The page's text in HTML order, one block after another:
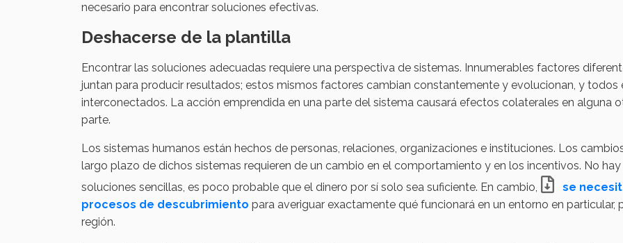
necesario para encontrar soluciones efectivas.
Deshacerse de la plantilla
Encontrar las soluciones adecuadas requiere una perspectiva de sistemas. Innumerables factores
juntan para producir resultados; estos mismos factores cambian constantemente y evolucionan, y todos
interconectados. La acción emprendida en una parte del sistema causará efectos colaterales en alguna
parte.
Los sistemas humanos están hechos de personas, relaciones, organizaciones e instituciones. Los
largo plazo de dichos sistemas requieren de un cambio en el comportamiento y en los incentivos. No hay
soluciones sencillas, es poco probable que el dinero por sí solo sea suficiente. En cambio,
se
procesos de descubrimiento para averiguar exactamente qué funcionará en un entorno en particular,
región.